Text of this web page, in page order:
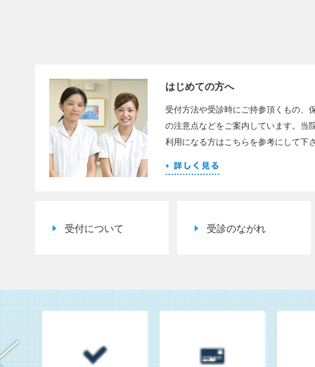
はじめての方へ
受付方法や受診時にご持参頂くもの、
の注意点などをご案内しています。当
利用になる方はこちらを参考にして下
受付について 受診のながれ